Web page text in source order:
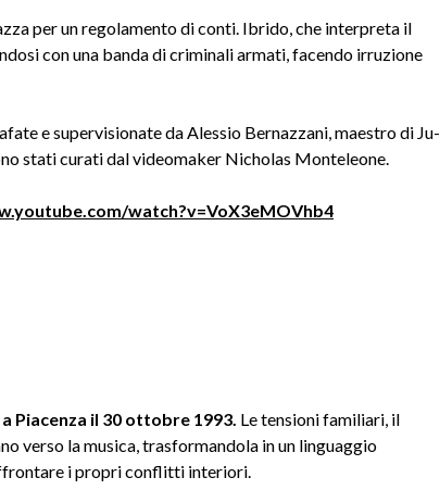
per un regolamento di conti. Ibrido, che interpreta il
con una banda di criminali armati, facendo irruzione
e supervisionate da Alessio Bernazzani, maestro di Ju-
stati curati dal videomaker Nicholas Monteleone.
watch?v=VoX3eMOVhb4
Piacenza il 30 ottobre 1993. Le tensioni familiari, il
verso la musica, trasformandola in un linguaggio
i propri conflitti interiori.